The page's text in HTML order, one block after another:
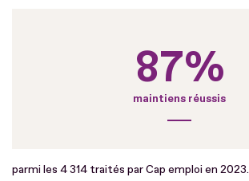
87%
maintiens réussis
parmi les 4 314 traités par Cap emploi en 2023.